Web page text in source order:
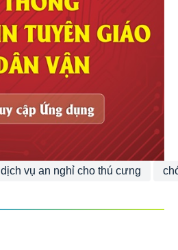
dịch vụ an nghỉ cho thú cưng